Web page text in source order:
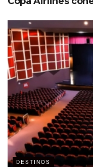
DESTINOS